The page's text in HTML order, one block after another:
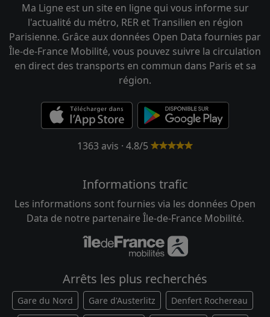
Ma Ligne est un site en ligne qui vous informe sur
l'actualité du métro, RER et Transilien en région
Parisienne. Grâce aux données Open Data fournies par
Île-de-France Mobilité, vous pouvez suivre la circulation
en direct des transports en commun dans Paris et sa
région.
1363 avis · 4.8/5
Informations trafic
Les informations sont fournies via les données Open
Data de notre partenaire Île-de-France Mobilité.
Arrêts les plus recherchés
Gare du Nord Gare d'Austerlitz Denfert Rochereau